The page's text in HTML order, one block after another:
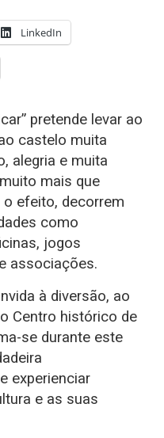
LinkedIn
pretende levar ao
castelo muita
alegria e muita
mais que
efeito, decorrem
como
jogos
associações.
à diversão, ao
Centro histórico de
se durante este
experienciar
e as suas